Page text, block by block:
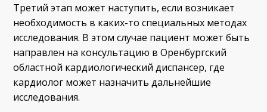
Третий этап может наступить, если возникает
необходимость в каких-то специальных методах
исследования. В этом случае пациент может быть
направлен на консультацию в Оренбургский
областной кардиологический диспансер, где
кардиолог может назначить дальнейшие
исследования.